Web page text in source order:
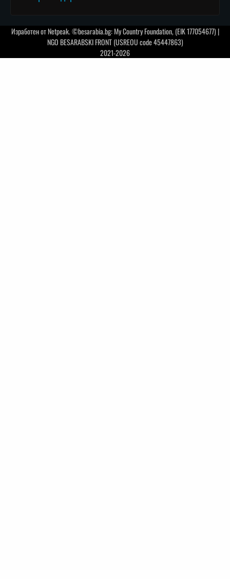
Изработен отNetpeak. ©besarabia.bg: My Country Foundation, (EIK 177054677) |
NGO BESARABSKI FRONT (USREOU code 45447863)
2021-2026